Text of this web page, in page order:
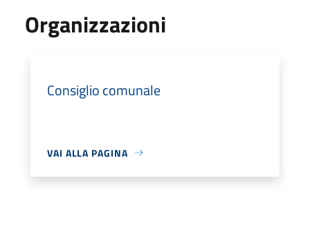
Organizzazioni
Consiglio comunale
VAI ALLA PAGINA